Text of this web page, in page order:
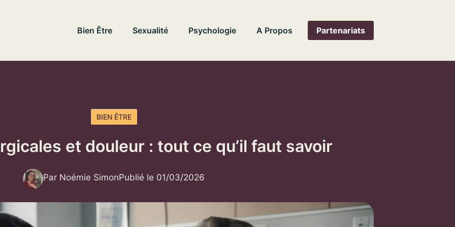
Bien Être Sexualité Psychologie A Propos Partenariats
BIEN ÊTRE
et douleur : tout ce qu’il faut savoir
Par Noémie SimonPublié le 01/03/2026